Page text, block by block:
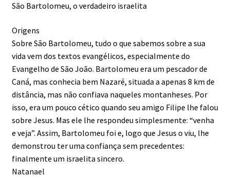
São Bartolomeu, o verdadeiro israelita
Origens
Sobre São Bartolomeu, tudo o que sabemos sobre a sua
vida vem dos textos evangélicos, especialmente do
Evangelho de São João. Bartolomeu era um pescador de
Caná, mas conhecia bem Nazaré, situada a apenas 8 km de
distância, mas não confiava naqueles montanheses. Por
isso, era um pouco cético quando seu amigo Filipe lhe falou
sobre Jesus. Mas ele lhe respondeu simplesmente: “venha
e veja”. Assim, Bartolomeu foi e, logo que Jesus o viu, lhe
demonstrou ter uma confiança sem precedentes:
finalmente um israelita sincero.
Natanael